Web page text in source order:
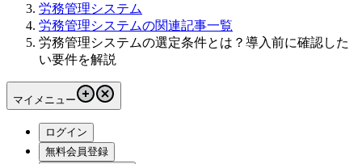
労務管理システム
労務管理システムの関連記事一覧
労務管理システムの選定条件とは？導入前に確認した
い要件を解説
マイメニュー
ログイン
無料会員登録